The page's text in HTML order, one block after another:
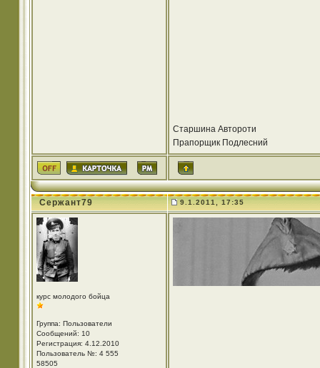
Старшина Автороти
Прапорщик Подлесний
Сержант79 9.1.2011, 17:35
курс молодого бойца
Группа: Пользователи
Сообщений: 10
Регистрация: 4.12.2010
Пользователь №: 4 555
58505